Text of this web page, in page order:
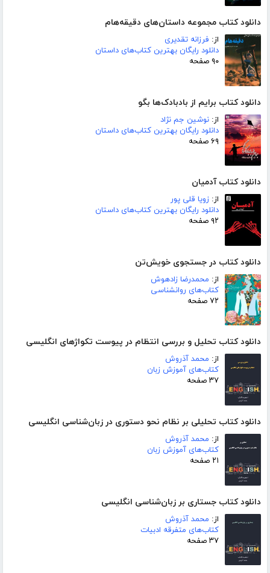
دانلود کتاب مجموعه داستان‌های دقیقه‌هام
از: فرزانه تقدیری
دانلود رایگان بهترین کتاب‌های داستان
۹۰ صفحه
دانلود کتاب برایم از بادبادک‌ها بگو
از: نوشین جم نژاد
دانلود رایگان بهترین کتاب‌های داستان
۶۹ صفحه
دانلود کتاب آدمیان
از: زویا قلی پور
دانلود رایگان بهترین کتاب‌های داستان
۹۲ صفحه
دانلود کتاب در جستجوی خویش‌تن
از: محمدرضا زادهوش
کتاب‌های روانشناسی
۷۲ صفحه
دانلود کتاب تحلیل و بررسی انتظام در پیوست تکواژهای انگلیسی
از: محمد آذروش
کتاب‌های آموزش زبان
۳۷ صفحه
دانلود کتاب تحلیلی بر نظام نحو دستوری در زبان‌شناسی انگلیسی
از: محمد آذروش
کتاب‌های آموزش زبان
۲۱ صفحه
دانلود کتاب جستاری بر زبان‌شناسی انگلیسی
از: محمد آذروش
کتاب‌های متفرقه ادبیات
۳۷ صفحه